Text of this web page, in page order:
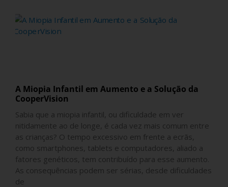
A Miopia Infantil em Aumento e a Solução da
CooperVision
Sabia que a miopia infantil, ou dificuldade em ver
nitidamente ao de longe, é cada vez mais comum entre
as crianças? O tempo excessivo em frente a ecrãs,
como smartphones, tablets e computadores, aliado a
fatores genéticos, tem contribuído para esse aumento.
As consequências podem ser sérias, desde dificuldades
de